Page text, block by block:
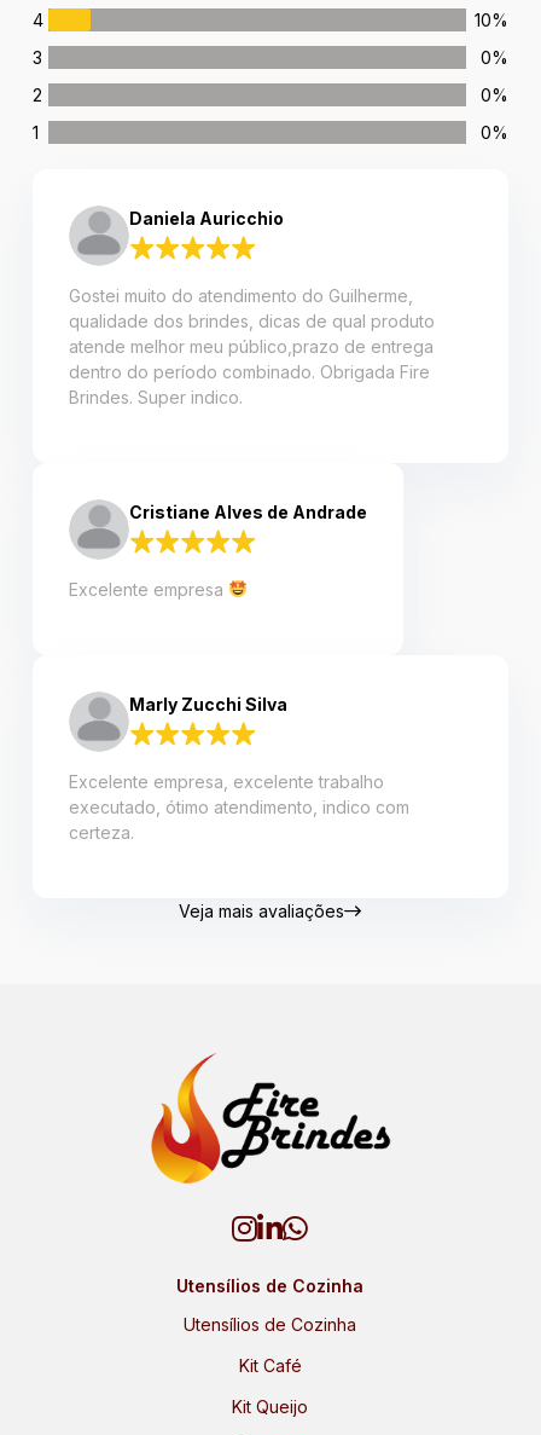
4
10%
3
0%
2
0%
1
0%
Daniela Auricchio
Gostei muito do atendimento do Guilherme,
qualidade dos brindes, dicas de qual produto
atende melhor meu público,prazo de entrega
dentro do período combinado. Obrigada Fire
Brindes. Super indico.
Cristiane Alves de Andrade
Excelente empresa
Marly Zucchi Silva
Excelente empresa, excelente trabalho
executado, ótimo atendimento, indico com
certeza.
Veja mais avaliações
Utensílios de Cozinha
Utensílios de Cozinha
Kit Café
Kit Queijo